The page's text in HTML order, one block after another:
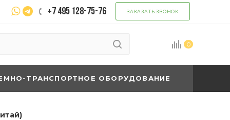
+7 495 128-75-76 ЗАКАЗАТЬ ЗВОНОК
0
ТРАНСПОРТНОЕ ОБОРУДОВАНИЕ